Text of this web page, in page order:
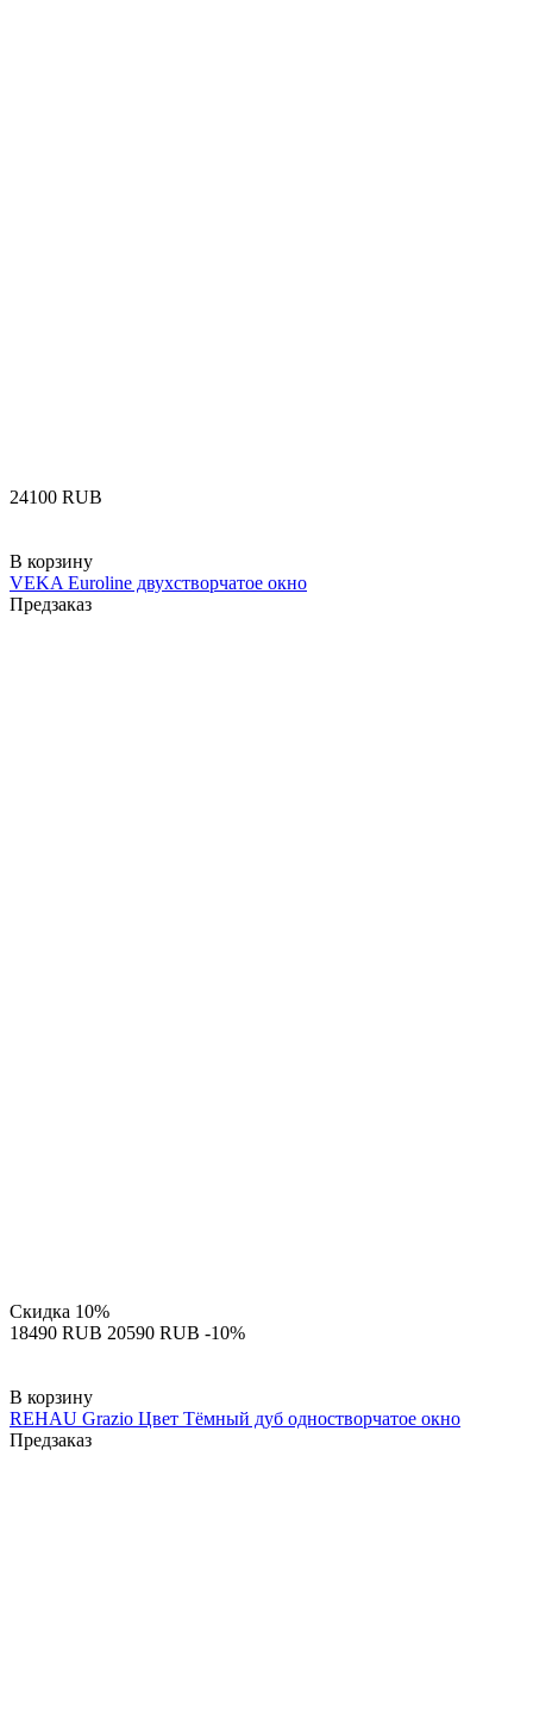
‍24100‍ RUB
В корзину
VEKA Euroline двухстворчатое окно
Предзаказ
Скидка 10%
‍18490‍ RUB ‍20590‍ RUB -10%
В корзину
REHAU Grazio Цвет Тёмный дуб одностворчатое окно
Предзаказ